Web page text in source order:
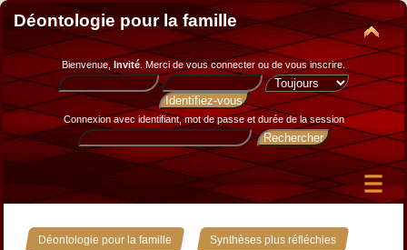
Déontologie pour la famille
Bienvenue, Invité. Merci devous connecter ou de vous inscrire.
Connexion avec identifiant, mot de passe et durée de la session
Déontologie pour la famille » Synthèses plus réfléchies »